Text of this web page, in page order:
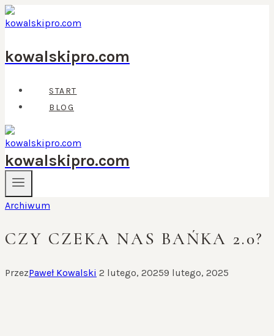
Przejdź
do
kowalskipro.com
START
BLOG
kowalskipro.com
Archiwum
CZY CZEKA NAS BAŃKA 2.0?
PrzezPaweł Kowalski 2 lutego, 20259 lutego, 2025